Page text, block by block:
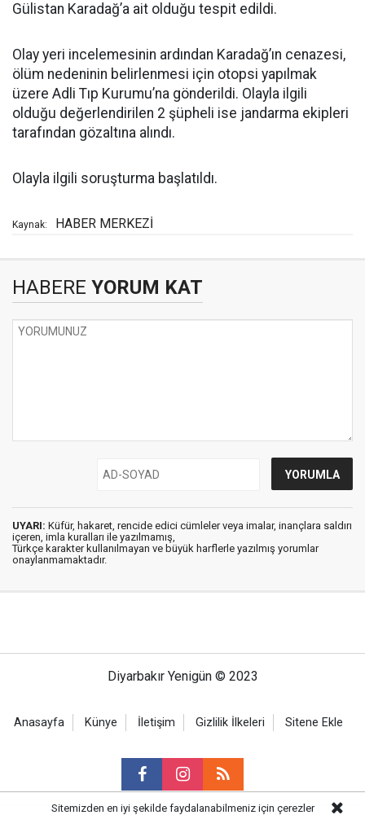
Gülistan Karadağ’a ait olduğu tespit edildi.
Olay yeri incelemesinin ardından Karadağ’ın cenazesi,
ölüm nedeninin belirlenmesi için otopsi yapılmak
üzere Adli Tıp Kurumu’na gönderildi. Olayla ilgili
olduğu değerlendirilen 2 şüpheli ise jandarma ekipleri
tarafından gözaltına alındı.
Olayla ilgili soruşturma başlatıldı.
Kaynak: HABER MERKEZİ
HABERE YORUM KAT
UYARI: Küfür, hakaret, rencide edici cümleler veya imalar, inançlara saldırı
içeren, imla kuralları ile yazılmamış,
Türkçe karakter kullanılmayan ve büyük harflerle yazılmış yorumlar
onaylanmamaktadır.
Diyarbakır Yenigün © 2023
Anasayfa Künye İletişim Gizlilik İlkeleri Sitene Ekle
Sitemizden en iyi şekilde faydalanabilmeniz için çerezler